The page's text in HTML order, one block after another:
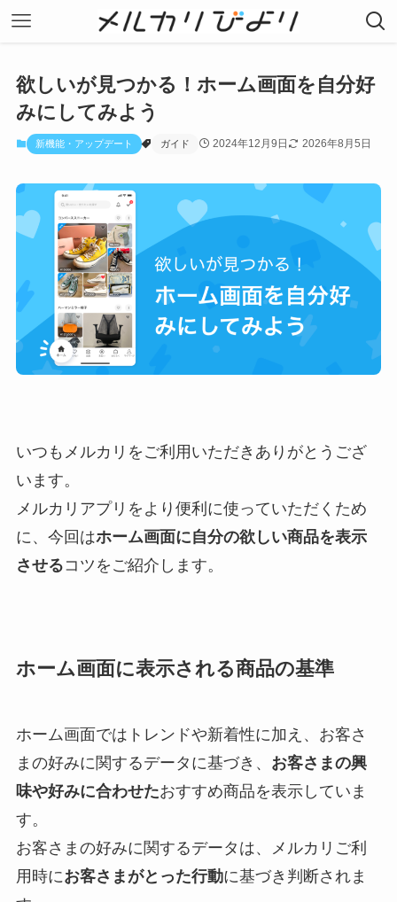
欲しいが見つかる！ホーム画面を自分好
みにしてみよう
新機能・アップデート ガイド 2024年12月9日 2026年8月5日
いつもメルカリをご利用いただきありがとうござ
います。
メルカリアプリをより便利に使っていただくため
に、今回はホーム画面に自分の欲しい商品を表示
させるコツをご紹介します。
ホーム画面に表示される商品の基準
ホーム画面ではトレンドや新着性に加え、お客さ
まの好みに関するデータに基づき、 お客さまの興
味や好みに合わせたおすすめ商品を表示していま
す。
お客さまの好みに関するデータは、メルカリご利
用時にお客さまがとった行動に基づき判断されま